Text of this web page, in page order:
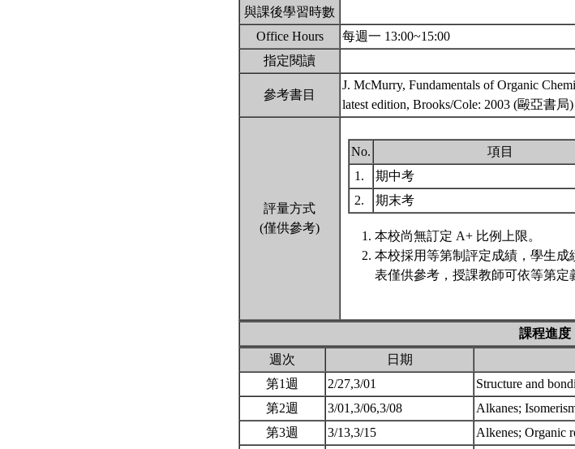
與課後學習時數
Office Hours
每週一 13:00~15:00
指定閱讀
參考書目
J. McMurry, Fundamentals of Organic
latest edition, Brooks/Cole: 2003 (毆亞書局)
評量方式
(僅供參考)
No. 項目
1.
期中考
2.
期末考
本校尚無訂定 A+ 比例上限。
本校採用等第制評定成績，學生
表僅供參考，授課教師可依等第
課程進度
週次
日期
第1週
2/27,3/01
Structure and
第2週
3/01,3/06,3/08
Alkanes;
第3週
3/13,3/15
Alkenes; Organic